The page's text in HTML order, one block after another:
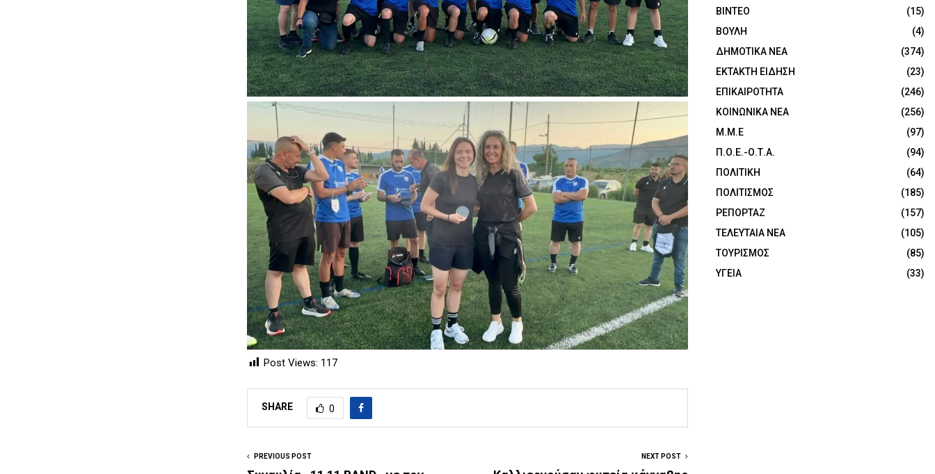
Post Views: 117
SHARE 0
PREVIOUS POST NEXT POST
ΒΙΝΤΕΟ
(15)
ΒΟΥΛΗ
(4)
ΔΗΜΟΤΙΚΑ ΝΕΑ
(374)
ΕΚΤΑΚΤΗ ΕΙΔΗΣΗ
(23)
ΕΠΙΚΑΙΡΟΤΗΤΑ
(246)
ΚΟΙΝΩΝΙΚΑ ΝΕΑ
(256)
Μ.Μ.Ε
(97)
Π.Ο.Ε.-Ο.Τ.Α.
(94)
ΠΟΛΙΤΙΚΗ
(64)
ΠΟΛΙΤΙΣΜΟΣ
(185)
ΡΕΠΟΡΤΑΖ
(157)
ΤΕΛΕΥΤΑΙΑ ΝΕΑ
(105)
ΤΟΥΡΙΣΜΟΣ
(85)
ΥΓΕΙΑ
(33)